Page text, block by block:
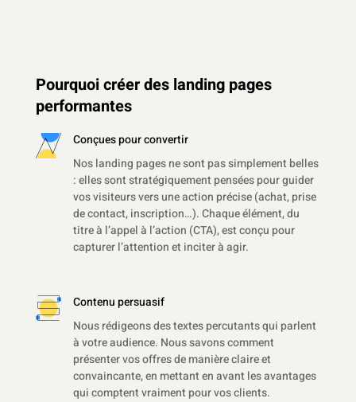
Pourquoi créer des landing pages
performantes
Conçues pour convertir
Nos landing pages ne sont pas simplement belles
: elles sont stratégiquement pensées pour guider
vos visiteurs vers une action précise (achat, prise
de contact, inscription…). Chaque élément, du
titre à l’appel à l’action (CTA), est conçu pour
capturer l’attention et inciter à agir.
Contenu persuasif
Nous rédigeons des textes percutants qui parlent
à votre audience. Nous savons comment
présenter vos offres de manière claire et
convaincante, en mettant en avant les avantages
qui comptent vraiment pour vos clients.